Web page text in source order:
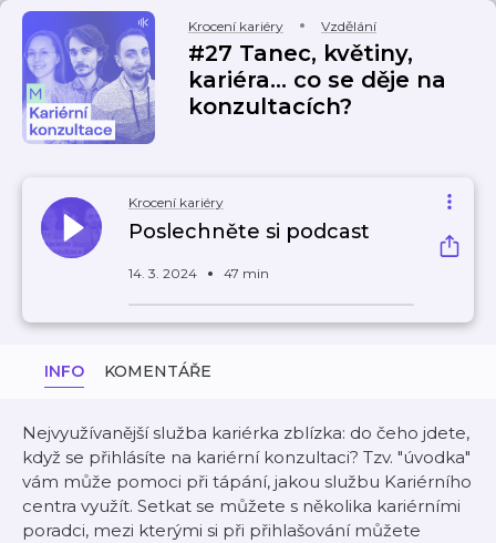
Krocení kariéry Vzdělání
#27 Tanec, květiny,
kariéra... co se děje na
konzultacích?
Krocení kariéry
Poslechněte si podcast
14. 3. 2024 47 min
INFO KOMENTÁŘE
Nejvyužívanější služba kariérka zblízka: do čeho jdete,
když se přihlásíte na kariérní konzultaci? Tzv. "úvodka"
vám může pomoci při tápání, jakou službu Kariérního
centra využít. Setkat se můžete s několika kariérními
poradci, mezi kterými si při přihlašování můžete